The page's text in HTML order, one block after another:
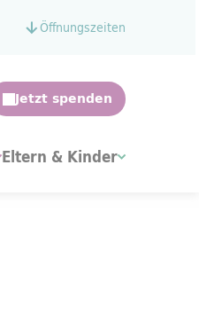
Öffnungszeiten
Eltern & Kinder